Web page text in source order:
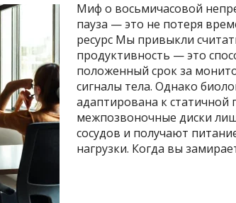
Миф о восьмичасовой
пауза — это не потеря
ресурс Мы привыкли
продуктивность — это
положенный срок за
сигналы тела. Однако
адаптирована к статичной
межпозвоночные диски
сосудов и получают
нагрузки. Когда вы